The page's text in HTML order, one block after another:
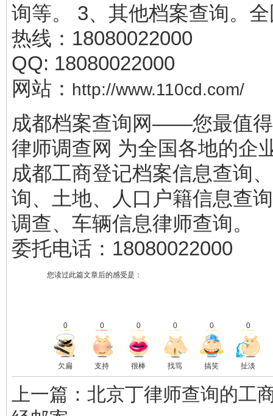
询等。 3、其他档案查询。
热线：18080022000
QQ: 18080022000
网站： http://www.110cd.com/
成都档案查询网——您最值
律师调查网 为全国各地的企
成都工商登记档案信息查询
询、土地、人口户籍信息查
调查、车辆信息律师查询。
委托电话：18080022000
您读过此篇文章后的感受是：
0 0 0 0 0 0
欠扁 支持 很棒 找骂 搞笑 扯淡
上一篇：北京丁律师查询的工